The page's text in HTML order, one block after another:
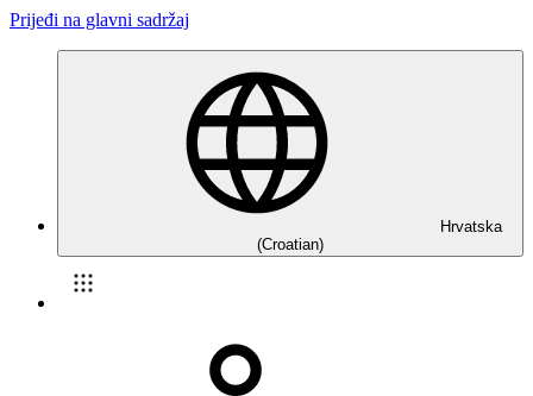
Prijeđi na glavni sadržaj
Hrvatska
(Croatian)